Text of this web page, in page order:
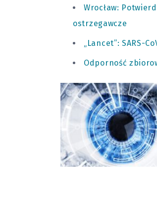
Wrocław:
ostrzegawcze
„Lancet”:
Odporność